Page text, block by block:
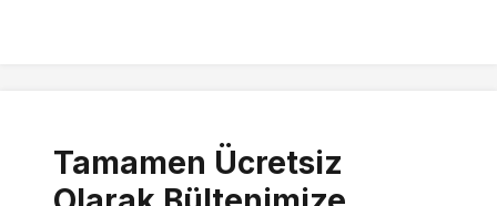
Tamamen Ücretsiz